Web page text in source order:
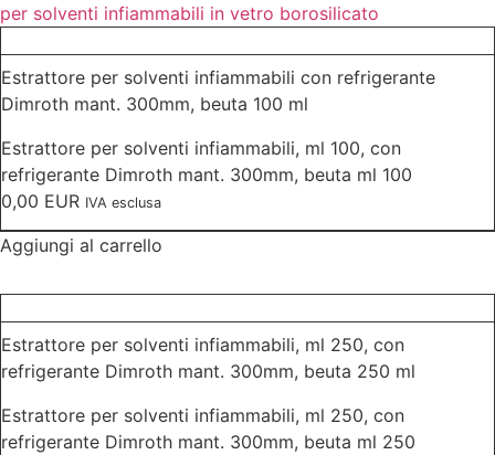
per solventi infiammabili in vetro borosilicato
Estrattore per solventi infiammabili con refrigerante
Dimroth mant. 300mm, beuta 100 ml
Estrattore per solventi infiammabili, ml 100, con
refrigerante Dimroth mant. 300mm, beuta ml 100
0,00 EUR IVA esclusa
Aggiungi al carrello
Estrattore per solventi infiammabili, ml 250, con
refrigerante Dimroth mant. 300mm, beuta 250 ml
Estrattore per solventi infiammabili, ml 250, con
refrigerante Dimroth mant. 300mm, beuta ml 250